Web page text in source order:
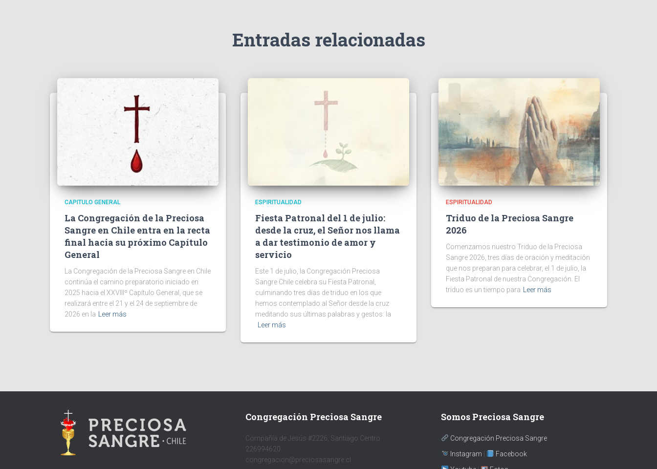
Entradas relacionadas
CAPITULO GENERAL
La Congregación de la Preciosa
Sangre en Chile entra en la recta
final hacia su próximo Capítulo
General
La Congregación de la Preciosa Sangre en Chile
continúa el camino preparatorio iniciado en
2025 hacia el XXVIIIº Capítulo General, que se
realizará entre el 21 y el 24 de septiembre de
2026 en la
Leer más
ESPIRITUALIDAD
Fiesta Patronal del 1 de julio:
desde la cruz, el Señor nos llama
a dar testimonio de amor y
servicio
Este 1 de julio, la Congregación Preciosa
Sangre Chile celebra su Fiesta Patronal,
culminando tres días de triduo en los que
hemos contemplado al Señor desde la cruz
meditando sus últimas palabras y gestos: la
Leer más
ESPIRITUALIDAD
Triduo de la Preciosa Sangre
2026
Comenzamos nuestro Triduo de la Preciosa
Sangre 2026, tres días de oración y meditación
que nos preparan para celebrar, el 1 de julio, la
Fiesta Patronal de nuestra Congregación. El
triduo es un tiempo para
Leer más
Congregación Preciosa Sangre
Compañía de Jesús #2226, Santiago Centro
226994620
congregacion@preciosasangre.cl
Somos Preciosa Sangre
Congregación Preciosa Sangre
Instagram
Facebook